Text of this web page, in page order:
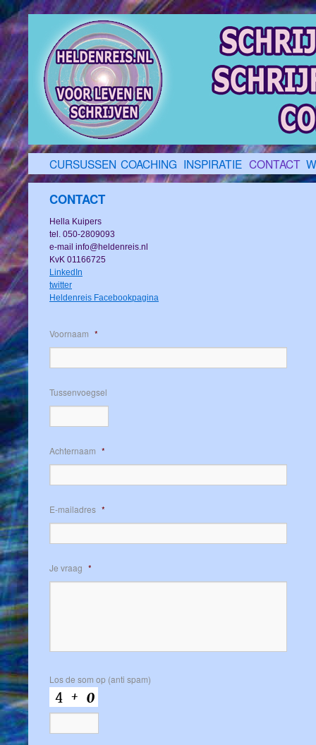
CURSUSSEN COACHING INSPIRATIE CONTACT
CONTACT
Hella Kuipers
tel. 050-2809093
e-mail info@heldenreis.nl
KvK 01166725
LinkedIn
twitter
Heldenreis Facebookpagina
Voornaam *
Tussenvoegsel
Achternaam *
E-mailadres *
Je vraag *
Los de som op (anti spam)